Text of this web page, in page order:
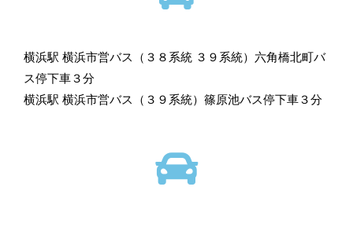
横浜駅 横浜市営バス（３８系統 ３９系統）六角橋北町バ
ス停下車３分
横浜駅 横浜市営バス（３９系統）篠原池バス停下車３分